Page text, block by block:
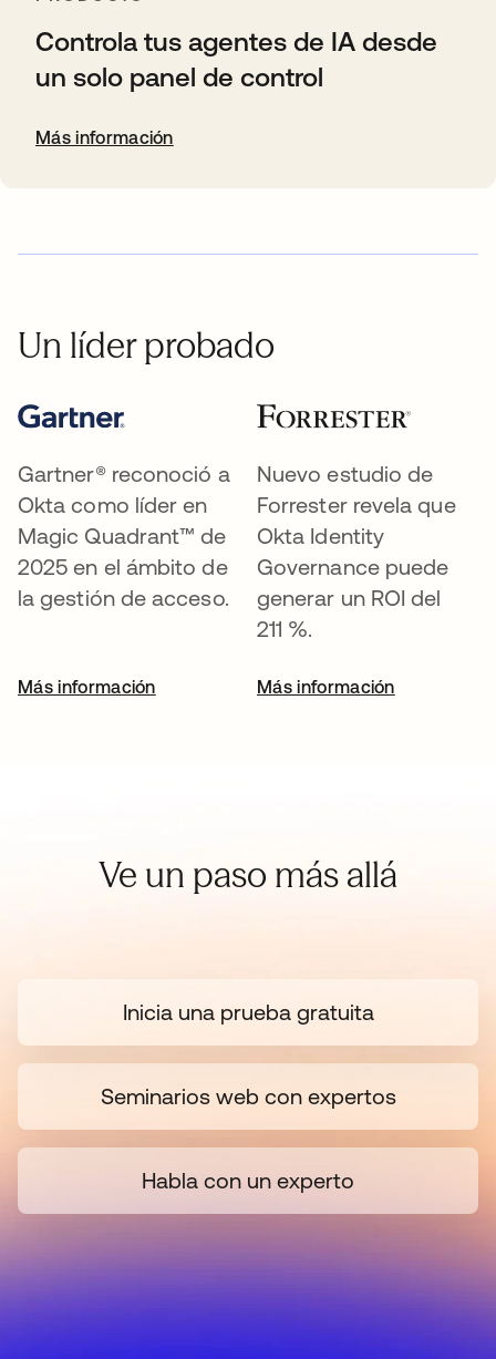
Controla tus agentes de IA desde
un solo panel de control
Más información
Un líder probado
Gartner® reconoció a
Okta como líder en
Magic Quadrant™ de
2025 en el ámbito de
la gestión de acceso.
Más información
Nuevo estudio de
Forrester revela que
Okta Identity
Governance puede
generar un ROI del
211 %.
Más información
Ve un paso más allá
Inicia una prueba gratuita
Seminarios web con expertos
Habla con un experto